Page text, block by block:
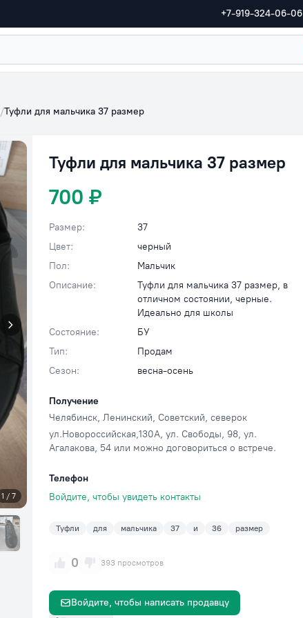
+7-919-324-06-06
/Туфли для мальчика 37 размер
1 / 7
Туфли для мальчика 37 размер
700 ₽
Размер:
37
Цвет:
черный
Пол:
Мальчик
Описание:
Туфли для мальчика 37 размер, в
отличном состоянии, черные.
Идеально для школы
Состояние:
БУ
Тип:
Продам
Сезон:
весна-осень
Получение
Челябинск, Ленинский, Советский, северок
ул.Новороссийская,130А, ул. Свободы, 98, ул.
Агалакова, 54 или можно договориться о встрече.
Телефон
Войдите, чтобы увидеть контакты
Туфли для мальчика 37 и 36 размер
0 393 просмотров
Войдите, чтобы написать продавцу